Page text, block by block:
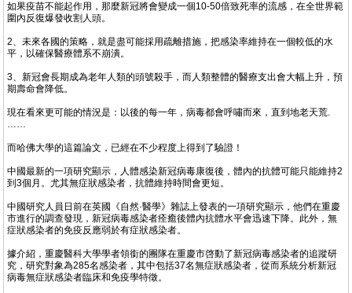
如果疫苗不能起作用，那麼新冠將會變成一個10-50倍致死率的流感，在全世界範
圍內反復爆發收割人頭。
2、未來各國的策略，就是盡可能採用疏離措施，把感染率維持在一個較低的水
平，以確保醫療體系不崩潰。
3、新冠會長期成為老年人類的頭號殺手，而人類整體的醫療支出會大幅上升，預
期壽命會降低。
現在看來更可能的情況是：以後的每一年，病毒都會呼嘯而來，直到地老天荒.
……
而哈佛大學的這篇論文，已經在不少程度上得到了驗證！
中國最新的一項研究顯示，人體感染新冠病毒康復後，體內的抗體可能只能維持2
到3個月。尤其無症狀感染者，抗體維持時間會更短。
中國研究人員日前在英國《自然·醫學》雜誌上發表的一項研究顯示，他們在重慶
市進行的調查發現，新冠病毒感染者痊癒後體內抗體水平會迅速下降。此外，無
症狀感染者的免疫反應弱於有症狀感染者。
據介紹，重慶醫科大學學者領銜的團隊在重慶市啓動了新冠病毒感染者的追蹤研
究，研究對象為285名感染者，其中包括37名無症狀感染者，從而系統分析新冠
病毒無症狀感染者臨床和免疫學特徵。